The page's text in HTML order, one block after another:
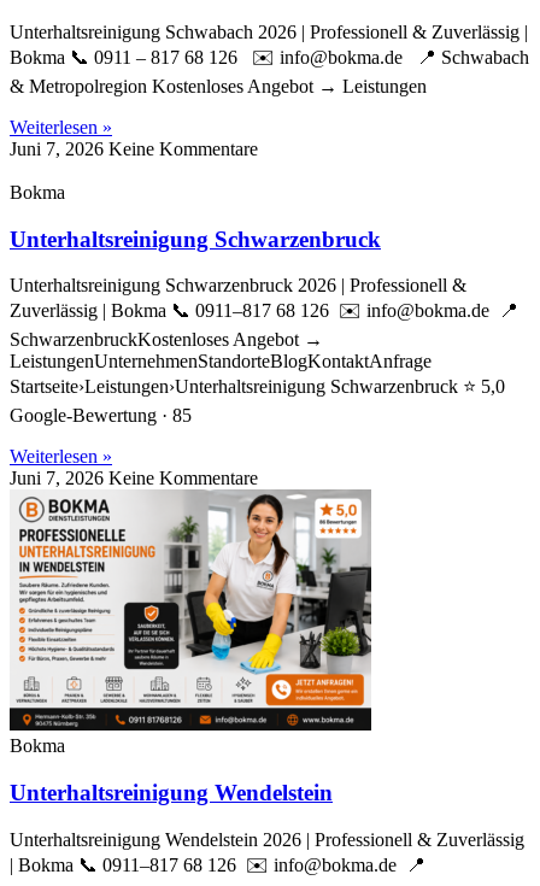
Unterhaltsreinigung Schwabach 2026 | Professionell & Zuverlässig |
Bokma 📞 0911 – 817 68 126 ✉️ info@bokma.de 📍 Schwabach
& Metropolregion Kostenloses Angebot → Leistungen
Weiterlesen »
Juni 7, 2026 Keine Kommentare
Bokma
Unterhaltsreinigung Schwarzenbruck
Unterhaltsreinigung Schwarzenbruck 2026 | Professionell &
Zuverlässig | Bokma 📞 0911–817 68 126 ✉️ info@bokma.de 📍
SchwarzenbruckKostenloses Angebot →
LeistungenUnternehmenStandorteBlogKontaktAnfrage
Startseite›Leistungen›Unterhaltsreinigung Schwarzenbruck ⭐ 5,0
Google-Bewertung · 85
Weiterlesen »
Juni 7, 2026 Keine Kommentare
Bokma
Unterhaltsreinigung Wendelstein
Unterhaltsreinigung Wendelstein 2026 | Professionell & Zuverlässig
| Bokma 📞 0911–817 68 126 ✉️ info@bokma.de 📍